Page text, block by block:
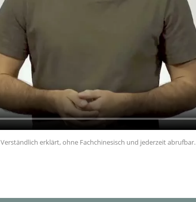
Verständlich erklärt, ohne Fachchinesisch und jederzeit abrufbar.